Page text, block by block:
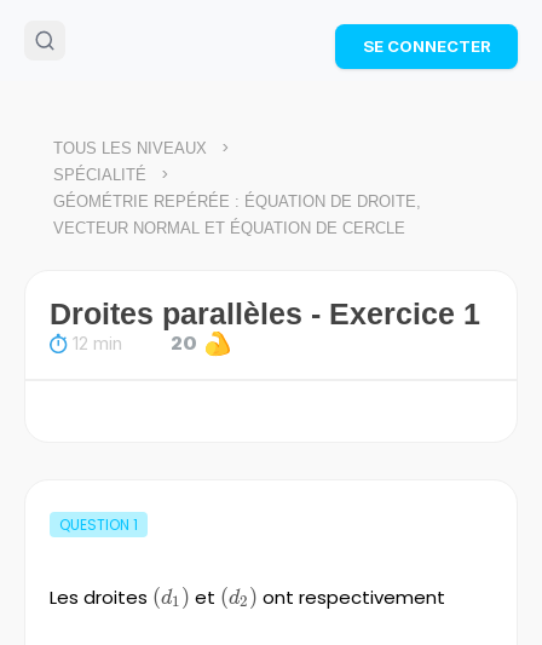
🌴Cahier de vacances offert
: révise les maths cet
Télécharge ton PDF gratuit et progresse avec des
SE CONNECTER
TOUS LES NIVEAUX >
SPÉCIALITÉ >
GÉOMÉTRIE REPÉRÉE : ÉQUATION DE DROITE,
VECTEUR NORMAL ET ÉQUATION DE CERCLE
Droites parallèles - Exercice 1
12 min 20
QUESTION 1
Les droites \left(d_{1}
(d1 ) et \left(d_{2}
(d2 ) ont respectivement